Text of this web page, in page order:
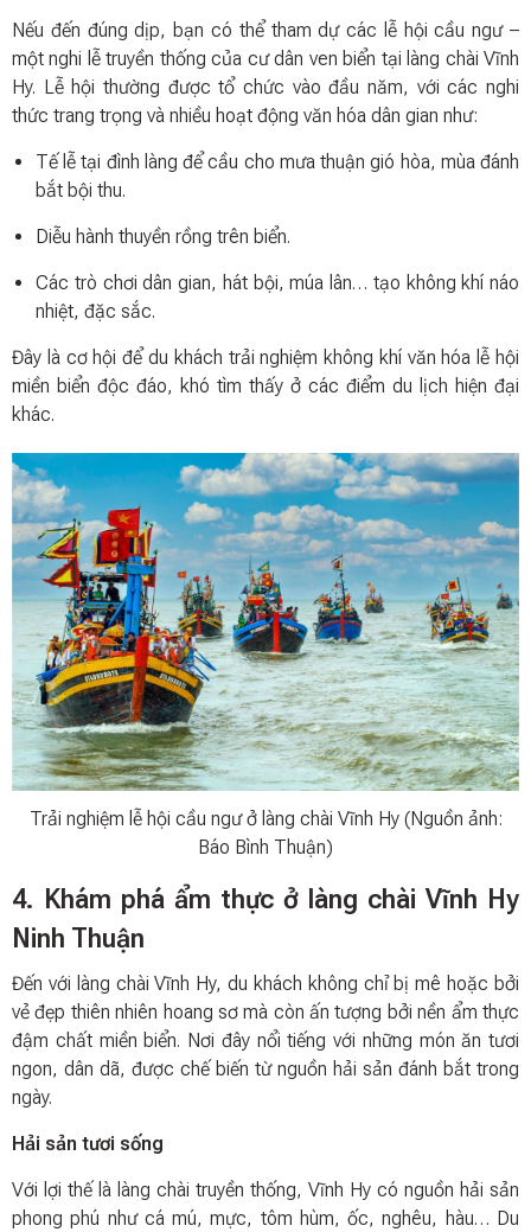
Nếu đến đúng dịp, bạn có thể tham dự các lễ hội cầu ngư –
một nghi lễ truyền thống của cư dân ven biển tại làng chài Vĩnh
Hy. Lễ hội thường được tổ chức vào đầu năm, với các nghi
thức trang trọng và nhiều hoạt động văn hóa dân gian như:
Tế lễ tại đình làng để cầu cho mưa thuận gió hòa, mùa đánh
bắt bội thu.
Diễu hành thuyền rồng trên biển.
Các trò chơi dân gian, hát bội, múa lân… tạo không khí náo
nhiệt, đặc sắc.
Đây là cơ hội để du khách trải nghiệm không khí văn hóa lễ hội
miền biển độc đáo, khó tìm thấy ở các điểm du lịch hiện đại
khác.
Trải nghiệm lễ hội cầu ngư ở làng chài Vĩnh Hy (Nguồn ảnh:
Báo Bình Thuận)
4. Khám phá ẩm thực ở làng chài Vĩnh Hy
Ninh Thuận
Đến với làng chài Vĩnh Hy, du khách không chỉ bị mê hoặc bởi
vẻ đẹp thiên nhiên hoang sơ mà còn ấn tượng bởi nền ẩm thực
đậm chất miền biển. Nơi đây nổi tiếng với những món ăn tươi
ngon, dân dã, được chế biến từ nguồn hải sản đánh bắt trong
ngày.
Hải sản tươi sống
Với lợi thế là làng chài truyền thống, Vĩnh Hy có nguồn hải sản
phong phú như cá mú, mực, tôm hùm, ốc, nghêu, hàu… Du